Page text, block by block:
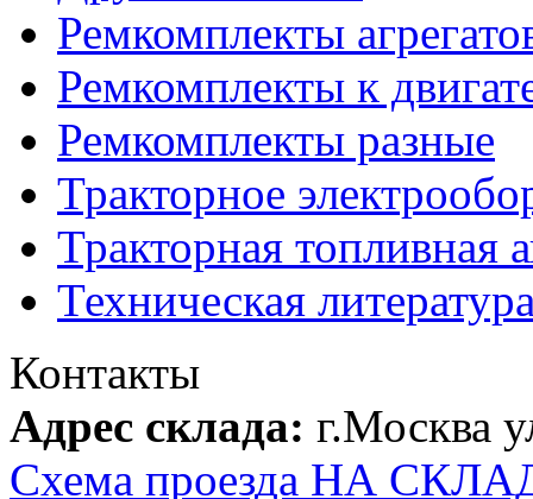
Ремкомплекты
Ремкомплекты к
Ремкомплекты разные
Тракторное
Тракторная топливная
Техническая
Контакты
Адрес склада: г.Москва
Схема проезда НА